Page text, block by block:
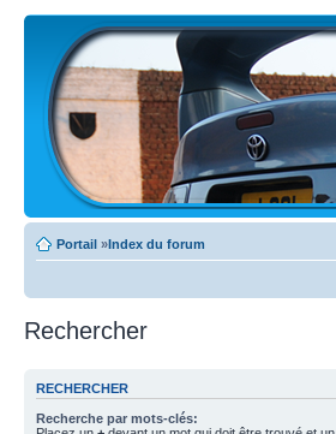
Portail »Index du forum
Rechercher
RECHERCHER
Recherche par mots-clés: